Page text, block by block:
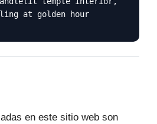
at golden hour
en este sitio web son